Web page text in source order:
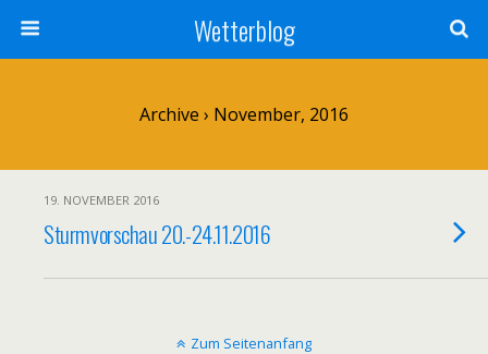
Wetterblog
Archive › November, 2016
19. NOVEMBER 2016
Sturmvorschau 20.-24.11.2016
Zum Seitenanfang